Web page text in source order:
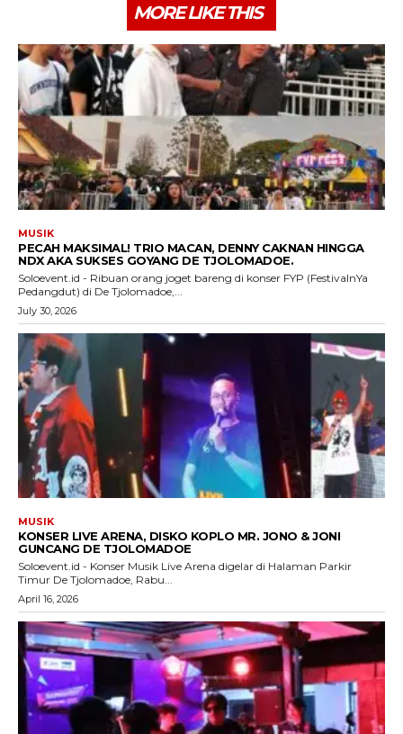
MORE LIKE THIS
MUSIK
PECAH MAKSIMAL! TRIO MACAN, DENNY CAKNAN HINGGA
NDX AKA SUKSES GOYANG DE TJOLOMADOE.
Soloevent.id - Ribuan orang joget bareng di konser FYP (FestivalnYa
Pedangdut) di De Tjolomadoe,...
July 30, 2026
MUSIK
KONSER LIVE ARENA, DISKO KOPLO MR. JONO & JONI
GUNCANG DE TJOLOMADOE
Soloevent.id - Konser Musik Live Arena digelar di Halaman Parkir
Timur De Tjolomadoe, Rabu...
April 16, 2026